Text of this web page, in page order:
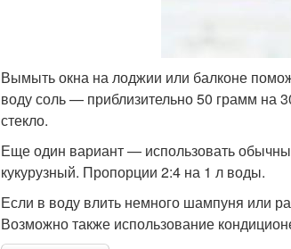
Вымыть окна на лоджии или балконе
воду соль — приблизительно 50 грамм на
стекло.
Еще один вариант — использовать
кукурузный. Пропорции 2:4 на 1 л воды.
Если в воду влить немного шампуня или
Возможно также использование